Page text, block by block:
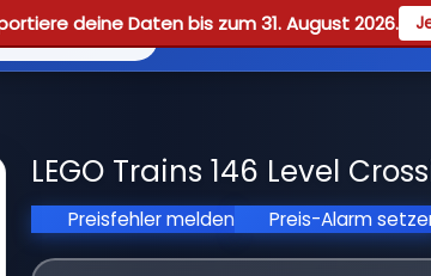
deine Daten bis zum 31. August 2026.
Reviews Guides
LEGO Trains 146 Level
Preisfehler melden Preis-Alarm